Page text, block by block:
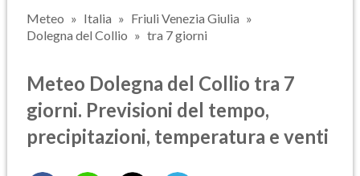
Meteo Italia
Friuli Venezia Giulia
Dolegna del Collio
tra 7 giorni
Meteo Dolegna del Collio tra 7
giorni. Previsioni del tempo,
precipitazioni, temperatura e venti